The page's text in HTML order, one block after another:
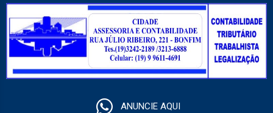
ANUNCIE AQUI